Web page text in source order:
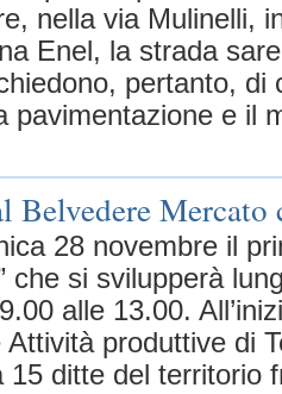
nella via Mulinelli,
Enel, la strada
pertanto, di
pavimentazione e il
Belvedere Mercato
28 novembre il
che si svilupperà
alle 13.00.
Attività produttive di
15 ditte del territorio